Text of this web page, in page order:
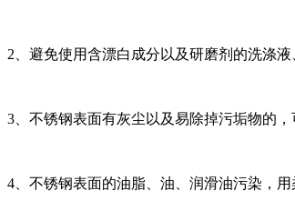
2、避免使用含漂白成分以及研磨剂的洗涤
3、不锈钢表面有灰尘以及易除掉污垢物的
4、不锈钢表面的油脂、油、润滑油污染，